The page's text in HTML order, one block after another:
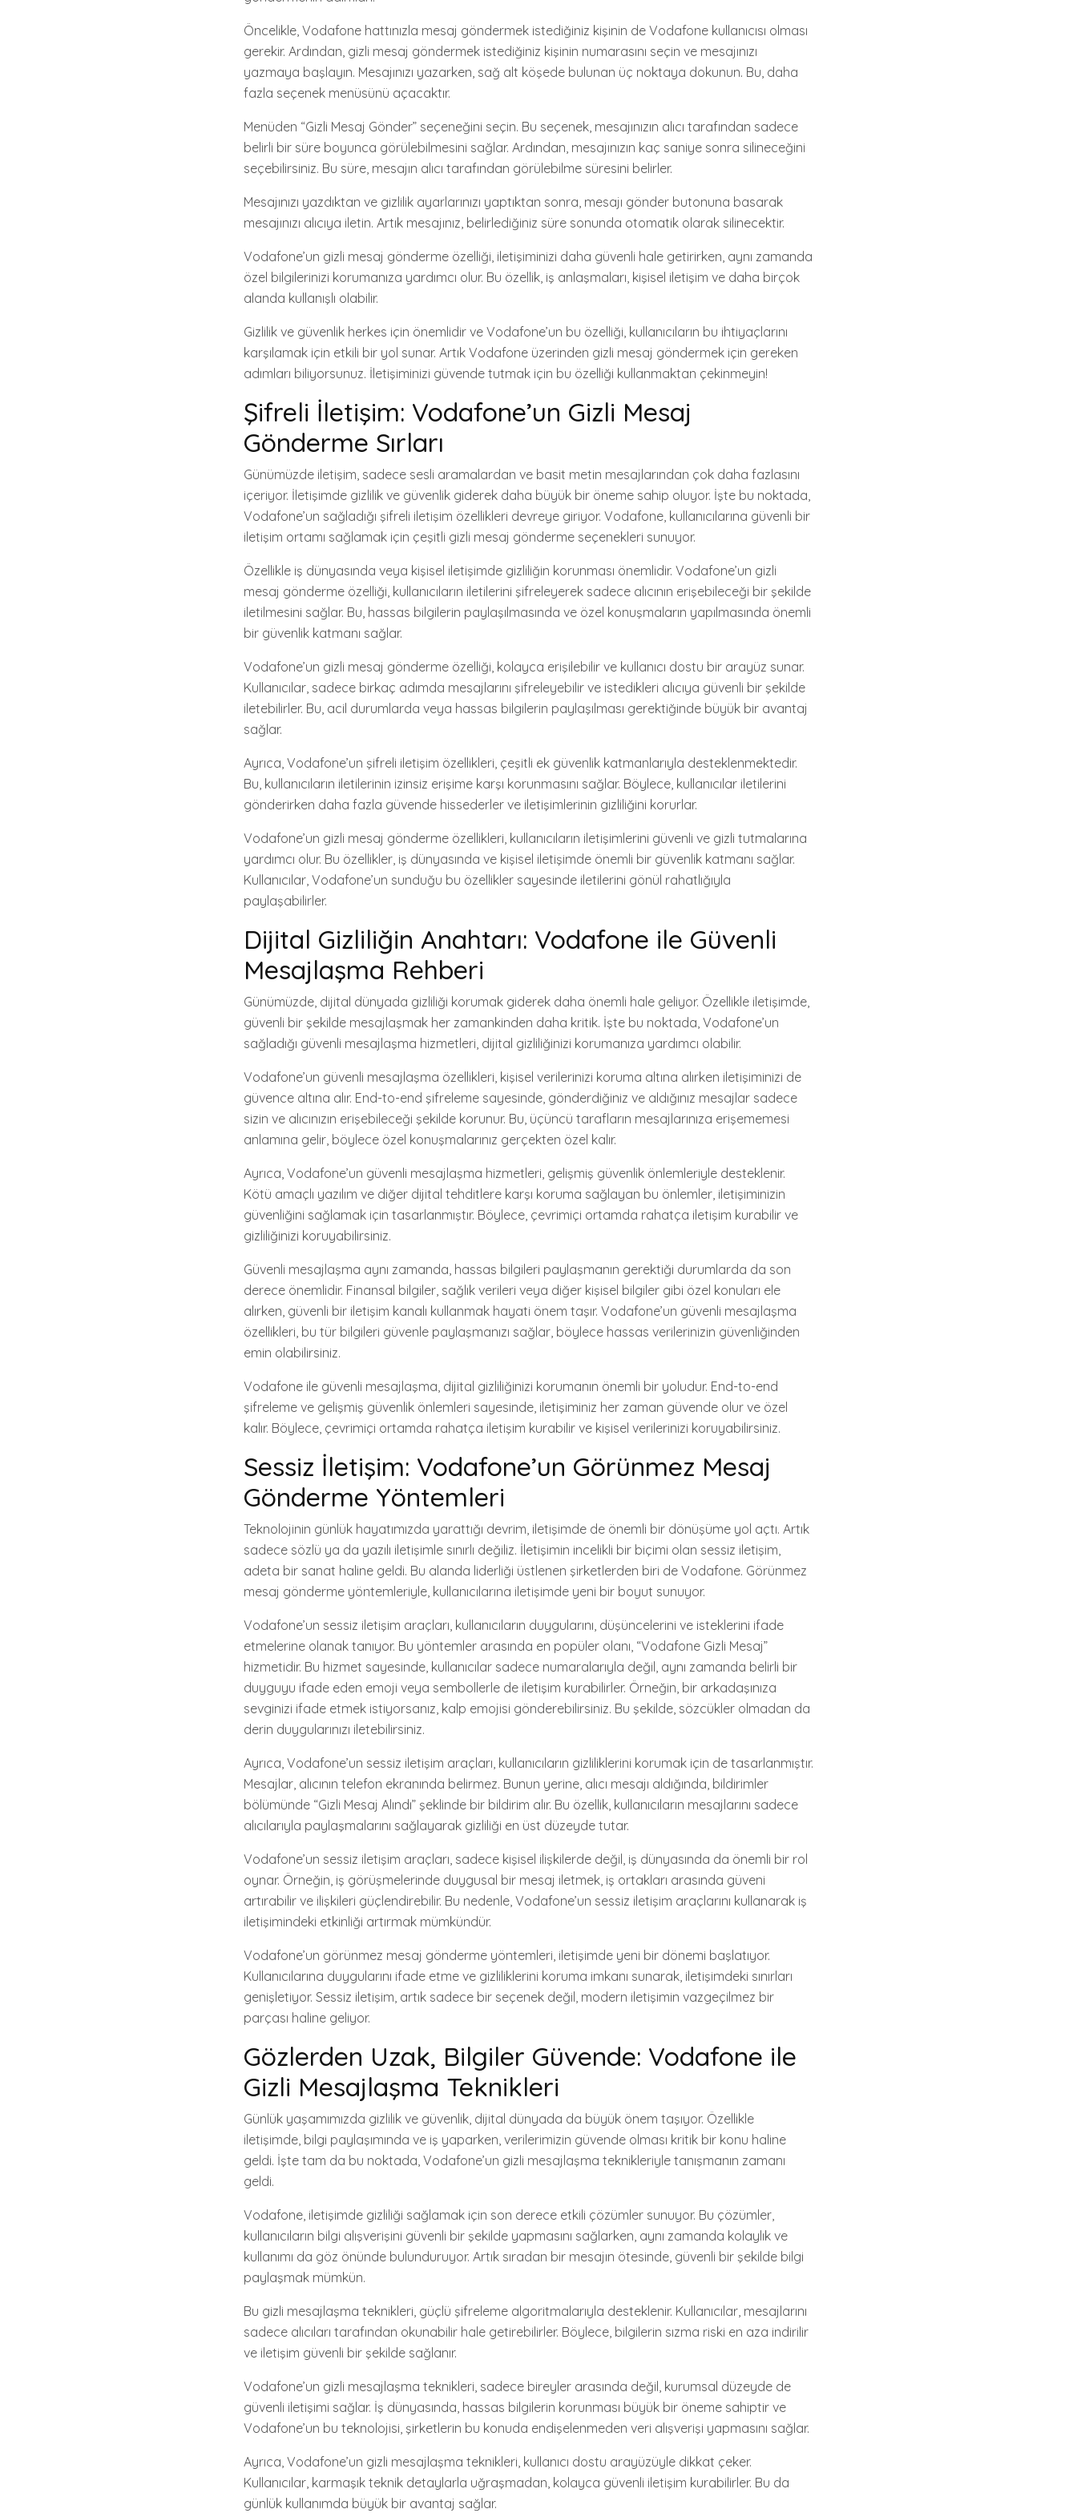
Öncelikle, Vodafone hattınızla mesaj göndermek istediğiniz kişinin de Vodafone kullanıcısı olması
gerekir. Ardından, gizli mesaj göndermek istediğiniz kişinin numarasını seçin ve mesajınızı
yazmaya başlayın. Mesajınızı yazarken, sağ alt köşede bulunan üç noktaya dokunun. Bu, daha
fazla seçenek menüsünü açacaktır.
Menüden “Gizli Mesaj Gönder” seçeneğini seçin. Bu seçenek, mesajınızın alıcı tarafından sadece
belirli bir süre boyunca görülebilmesini sağlar. Ardından, mesajınızın kaç saniye sonra silineceğini
seçebilirsiniz. Bu süre, mesajın alıcı tarafından görülebilme süresini belirler.
Mesajınızı yazdıktan ve gizlilik ayarlarınızı yaptıktan sonra, mesajı gönder butonuna basarak
mesajınızı alıcıya iletin. Artık mesajınız, belirlediğiniz süre sonunda otomatik olarak silinecektir.
Vodafone’un gizli mesaj gönderme özelliği, iletişiminizi daha güvenli hale getirirken, aynı zamanda
özel bilgilerinizi korumanıza yardımcı olur. Bu özellik, iş anlaşmaları, kişisel iletişim ve daha birçok
alanda kullanışlı olabilir.
Gizlilik ve güvenlik herkes için önemlidir ve Vodafone’un bu özelliği, kullanıcıların bu ihtiyaçlarını
karşılamak için etkili bir yol sunar. Artık Vodafone üzerinden gizli mesaj göndermek için gereken
adımları biliyorsunuz. İletişiminizi güvende tutmak için bu özelliği kullanmaktan çekinmeyin!
Şifreli İletişim: Vodafone’un Gizli Mesaj
Gönderme Sırları
Günümüzde iletişim, sadece sesli aramalardan ve basit metin mesajlarından çok daha fazlasını
içeriyor. İletişimde gizlilik ve güvenlik giderek daha büyük bir öneme sahip oluyor. İşte bu noktada,
Vodafone’un sağladığı şifreli iletişim özellikleri devreye giriyor. Vodafone, kullanıcılarına güvenli bir
iletişim ortamı sağlamak için çeşitli gizli mesaj gönderme seçenekleri sunuyor.
Özellikle iş dünyasında veya kişisel iletişimde gizliliğin korunması önemlidir. Vodafone’un gizli
mesaj gönderme özelliği, kullanıcıların iletilerini şifreleyerek sadece alıcının erişebileceği bir şekilde
iletilmesini sağlar. Bu, hassas bilgilerin paylaşılmasında ve özel konuşmaların yapılmasında önemli
bir güvenlik katmanı sağlar.
Vodafone’un gizli mesaj gönderme özelliği, kolayca erişilebilir ve kullanıcı dostu bir arayüz sunar.
Kullanıcılar, sadece birkaç adımda mesajlarını şifreleyebilir ve istedikleri alıcıya güvenli bir şekilde
iletebilirler. Bu, acil durumlarda veya hassas bilgilerin paylaşılması gerektiğinde büyük bir avantaj
sağlar.
Ayrıca, Vodafone’un şifreli iletişim özellikleri, çeşitli ek güvenlik katmanlarıyla desteklenmektedir.
Bu, kullanıcıların iletilerinin izinsiz erişime karşı korunmasını sağlar. Böylece, kullanıcılar iletilerini
gönderirken daha fazla güvende hissederler ve iletişimlerinin gizliliğini korurlar.
Vodafone’un gizli mesaj gönderme özellikleri, kullanıcıların iletişimlerini güvenli ve gizli tutmalarına
yardımcı olur. Bu özellikler, iş dünyasında ve kişisel iletişimde önemli bir güvenlik katmanı sağlar.
Kullanıcılar, Vodafone’un sunduğu bu özellikler sayesinde iletilerini gönül rahatlığıyla
paylaşabilirler.
Dijital Gizliliğin Anahtarı: Vodafone ile Güvenli
Mesajlaşma Rehberi
Günümüzde, dijital dünyada gizliliği korumak giderek daha önemli hale geliyor. Özellikle iletişimde,
güvenli bir şekilde mesajlaşmak her zamankinden daha kritik. İşte bu noktada, Vodafone’un
sağladığı güvenli mesajlaşma hizmetleri, dijital gizliliğinizi korumanıza yardımcı olabilir.
Vodafone’un güvenli mesajlaşma özellikleri, kişisel verilerinizi koruma altına alırken iletişiminizi de
güvence altına alır. End-to-end şifreleme sayesinde, gönderdiğiniz ve aldığınız mesajlar sadece
sizin ve alıcınızın erişebileceği şekilde korunur. Bu, üçüncü tarafların mesajlarınıza erişememesi
anlamına gelir, böylece özel konuşmalarınız gerçekten özel kalır.
Ayrıca, Vodafone’un güvenli mesajlaşma hizmetleri, gelişmiş güvenlik önlemleriyle desteklenir.
Kötü amaçlı yazılım ve diğer dijital tehditlere karşı koruma sağlayan bu önlemler, iletişiminizin
güvenliğini sağlamak için tasarlanmıştır. Böylece, çevrimiçi ortamda rahatça iletişim kurabilir ve
gizliliğinizi koruyabilirsiniz.
Güvenli mesajlaşma aynı zamanda, hassas bilgileri paylaşmanın gerektiği durumlarda da son
derece önemlidir. Finansal bilgiler, sağlık verileri veya diğer kişisel bilgiler gibi özel konuları ele
alırken, güvenli bir iletişim kanalı kullanmak hayati önem taşır. Vodafone’un güvenli mesajlaşma
özellikleri, bu tür bilgileri güvenle paylaşmanızı sağlar, böylece hassas verilerinizin güvenliğinden
emin olabilirsiniz.
Vodafone ile güvenli mesajlaşma, dijital gizliliğinizi korumanın önemli bir yoludur. End-to-end
şifreleme ve gelişmiş güvenlik önlemleri sayesinde, iletişiminiz her zaman güvende olur ve özel
kalır. Böylece, çevrimiçi ortamda rahatça iletişim kurabilir ve kişisel verilerinizi koruyabilirsiniz.
Sessiz İletişim: Vodafone’un Görünmez Mesaj
Gönderme Yöntemleri
Teknolojinin günlük hayatımızda yarattığı devrim, iletişimde de önemli bir dönüşüme yol açtı. Artık
sadece sözlü ya da yazılı iletişimle sınırlı değiliz. İletişimin incelikli bir biçimi olan sessiz iletişim,
adeta bir sanat haline geldi. Bu alanda liderliği üstlenen şirketlerden biri de Vodafone. Görünmez
mesaj gönderme yöntemleriyle, kullanıcılarına iletişimde yeni bir boyut sunuyor.
Vodafone’un sessiz iletişim araçları, kullanıcıların duygularını, düşüncelerini ve isteklerini ifade
etmelerine olanak tanıyor. Bu yöntemler arasında en popüler olanı, “Vodafone Gizli Mesaj”
hizmetidir. Bu hizmet sayesinde, kullanıcılar sadece numaralarıyla değil, aynı zamanda belirli bir
duyguyu ifade eden emoji veya sembollerle de iletişim kurabilirler. Örneğin, bir arkadaşınıza
sevginizi ifade etmek istiyorsanız, kalp emojisi gönderebilirsiniz. Bu şekilde, sözcükler olmadan da
derin duygularınızı iletebilirsiniz.
Ayrıca, Vodafone’un sessiz iletişim araçları, kullanıcıların gizliliklerini korumak için de tasarlanmıştır.
Mesajlar, alıcının telefon ekranında belirmez. Bunun yerine, alıcı mesajı aldığında, bildirimler
bölümünde “Gizli Mesaj Alındı” şeklinde bir bildirim alır. Bu özellik, kullanıcıların mesajlarını sadece
alıcılarıyla paylaşmalarını sağlayarak gizliliği en üst düzeyde tutar.
Vodafone’un sessiz iletişim araçları, sadece kişisel ilişkilerde değil, iş dünyasında da önemli bir rol
oynar. Örneğin, iş görüşmelerinde duygusal bir mesaj iletmek, iş ortakları arasında güveni
artırabilir ve ilişkileri güçlendirebilir. Bu nedenle, Vodafone’un sessiz iletişim araçlarını kullanarak iş
iletişimindeki etkinliği artırmak mümkündür.
Vodafone’un görünmez mesaj gönderme yöntemleri, iletişimde yeni bir dönemi başlatıyor.
Kullanıcılarına duygularını ifade etme ve gizliliklerini koruma imkanı sunarak, iletişimdeki sınırları
genişletiyor. Sessiz iletişim, artık sadece bir seçenek değil, modern iletişimin vazgeçilmez bir
parçası haline geliyor.
Gözlerden Uzak, Bilgiler Güvende: Vodafone ile
Gizli Mesajlaşma Teknikleri
Günlük yaşamımızda gizlilik ve güvenlik, dijital dünyada da büyük önem taşıyor. Özellikle
iletişimde, bilgi paylaşımında ve iş yaparken, verilerimizin güvende olması kritik bir konu haline
geldi. İşte tam da bu noktada, Vodafone’un gizli mesajlaşma teknikleriyle tanışmanın zamanı
geldi.
Vodafone, iletişimde gizliliği sağlamak için son derece etkili çözümler sunuyor. Bu çözümler,
kullanıcıların bilgi alışverişini güvenli bir şekilde yapmasını sağlarken, aynı zamanda kolaylık ve
kullanımı da göz önünde bulunduruyor. Artık sıradan bir mesajın ötesinde, güvenli bir şekilde bilgi
paylaşmak mümkün.
Bu gizli mesajlaşma teknikleri, güçlü şifreleme algoritmalarıyla desteklenir. Kullanıcılar, mesajlarını
sadece alıcıları tarafından okunabilir hale getirebilirler. Böylece, bilgilerin sızma riski en aza indirilir
ve iletişim güvenli bir şekilde sağlanır.
Vodafone’un gizli mesajlaşma teknikleri, sadece bireyler arasında değil, kurumsal düzeyde de
güvenli iletişimi sağlar. İş dünyasında, hassas bilgilerin korunması büyük bir öneme sahiptir ve
Vodafone’un bu teknolojisi, şirketlerin bu konuda endişelenmeden veri alışverişi yapmasını sağlar.
Ayrıca, Vodafone’un gizli mesajlaşma teknikleri, kullanıcı dostu arayüzüyle dikkat çeker.
Kullanıcılar, karmaşık teknik detaylarla uğraşmadan, kolayca güvenli iletişim kurabilirler. Bu da
günlük kullanımda büyük bir avantaj sağlar.